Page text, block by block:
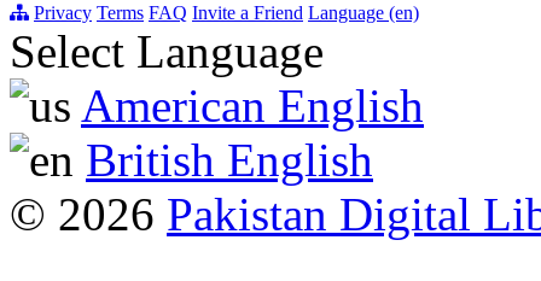
Privacy Terms FAQ Invite a Friend Language (en)
Select Language
American English
British English
© 2026 Pakistan Digital